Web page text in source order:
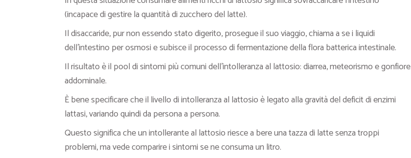
(incapace di gestire la quantità di zucchero del latte).
Il disaccaride, pur non essendo stato digerito, prosegue il suo viaggio, chiama a se i liquidi
dell’intestino per osmosi e subisce il processo di fermentazione della flora batterica intestinale.
Il risultato è il pool di sintomi più comuni dell’intolleranza al lattosio: diarrea, meteorismo e gonfiore
addominale.
È bene specificare che il livello di intolleranza al lattosio è legato alla gravità del deficit di enzimi
lattasi, variando quindi da persona a persona.
Questo significa che un intollerante al lattosio riesce a bere una tazza di latte senza troppi
problemi, ma vede comparire i sintomi se ne consuma un litro.